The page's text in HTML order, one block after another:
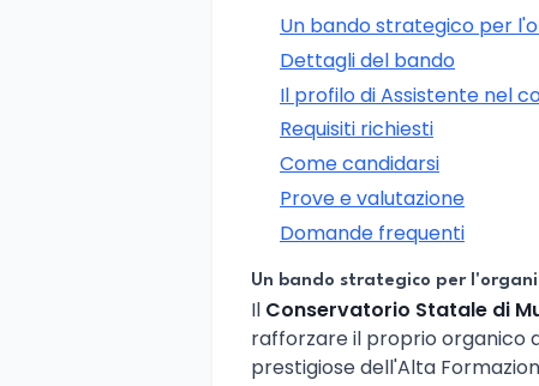
Un bando strategico per
Dettagli del bando
Il profilo di Assistente nel
Requisiti richiesti
Come candidarsi
Prove e valutazione
Domande frequenti
Un bando strategico per
Il Conservatorio Statale di
rafforzare il proprio organico
prestigiose dell'Alta